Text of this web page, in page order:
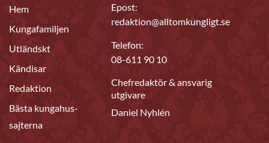
Hem
Kungafamiljen
Utländskt
Kändisar
Redaktion
Bästa kungahus-
sajterna
Epost:
redaktion@alltomkungligt.se
Telefon:
08-611 90 10
Chefredaktör & ansvarig
utgivare
Daniel Nyhlén